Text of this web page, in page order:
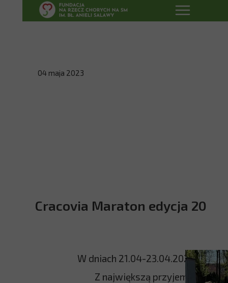
04 maja 2023
Cracovia Maraton edycja 20
W dniach 21.04-23.04.2023 r. w
Z największą przyjemnością